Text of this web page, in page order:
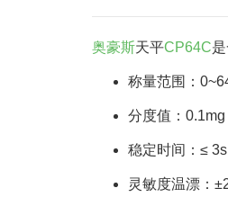
奥豪斯天平CP64C
称量范围：
分度值：0.1mg
稳定时间：≤ 3s
灵敏度温漂：